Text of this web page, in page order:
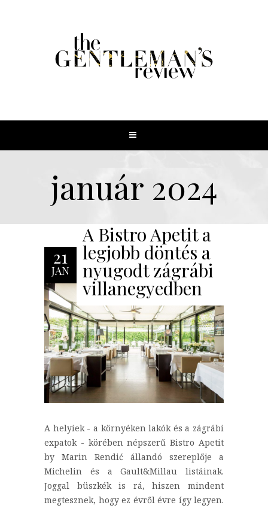
január 2024
21
JAN
A Bistro Apetit a
legjobb döntés a
nyugodt zágrábi
villanegyedben
A helyiek - a környéken lakók és a zágrábi
expatok - körében népszerű Bistro Apetit
by Marin Rendić állandó szereplője a
Michelin és a Gault&Millau listáinak.
Joggal büszkék is rá, hiszen mindent
megtesznek, hogy ez évről évre így legyen.